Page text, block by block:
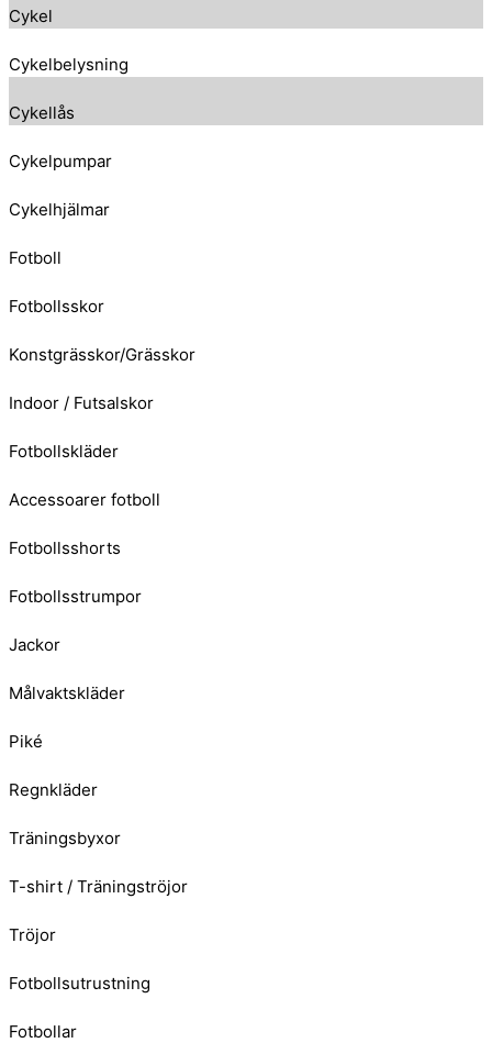
Cykel
Cykelbelysning
Cykellås
Cykelpumpar
Cykelhjälmar
Fotboll
Fotbollsskor
Konstgrässkor/Grässkor
Indoor / Futsalskor
Fotbollskläder
Accessoarer fotboll
Fotbollsshorts
Fotbollsstrumpor
Jackor
Målvaktskläder
Piké
Regnkläder
Träningsbyxor
T-shirt / Träningströjor
Tröjor
Fotbollsutrustning
Fotbollar